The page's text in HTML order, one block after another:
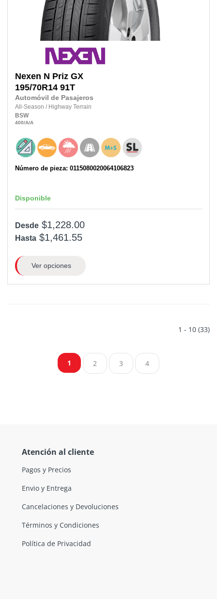
Nexen N Priz GX
195/70R14 91T
Automóvil de Pasajeros
All-Season / Highway Terrain
BSW
400/A/A
Número de pieza: 0115080020064106823
Disponible
Desde $1,228.00
Hasta $1,461.55
Ver opciones
1 - 10 (33)
1 2 3 4
Atención al cliente
Pagos y Precios
Envio y Entrega
Cancelaciones y Devoluciones
Términos y Condiciones
Política de Privacidad